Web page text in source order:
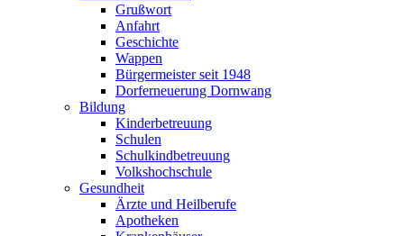
Grußwort
Anfahrt
Geschichte
Wappen
Bürgermeister seit 1948
Dorferneuerung Dornwang
Bildung
Kinderbetreuung
Schulen
Schulkindbetreuung
Volkshochschule
Gesundheit
Ärzte und Heilberufe
Apotheken